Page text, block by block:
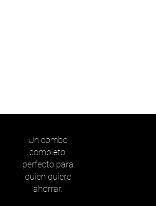
Un combo
completo,
perfecto para
quien quiere
ahorrar.